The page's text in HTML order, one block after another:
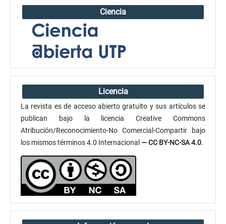
Ciencia
Licencia
La revista es de acceso abierto gratuito y sus artículos se
publican bajo la licencia Creative Commons
Atribución/Reconocimiento-No Comercial-Compartir bajo
los mismos términos 4.0 Internacional — CC BY-NC-SA 4.0.